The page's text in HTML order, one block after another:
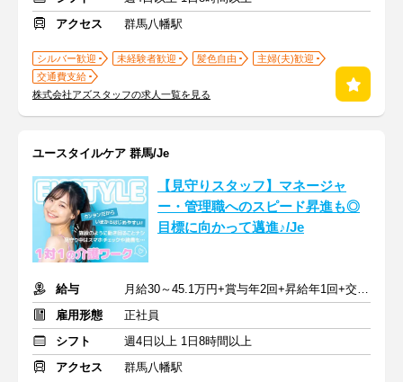
アクセス
群馬八幡駅
シルバー歓迎 未経験者歓迎 髪色自由
主婦(夫)歓迎
交通費支給
株式会社アズスタッフの求人一覧を見る
ユースタイルケア 群馬/Je
【見守りスタッフ】マネージャ
ー・管理職へのスピード昇進も◎
目標に向かって邁進♪/Je
給与
月給30～45.1万円+賞与年2回+昇給年1回+交通費全額
雇用形態
正社員
シフト
週4日以上 1日8時間以上
アクセス
群馬八幡駅